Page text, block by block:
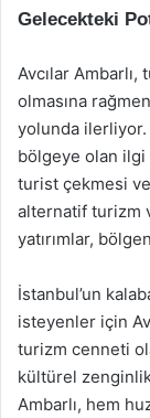
Gelecekteki
Avcılar
olmasına
yolunda ilerliyor.
bölgeye olan ilgi
turist çekmesi
alternatif turizm
yatırımlar,
İstanbul’un
isteyenler için
turizm cenneti
kültürel
Ambarlı, hem